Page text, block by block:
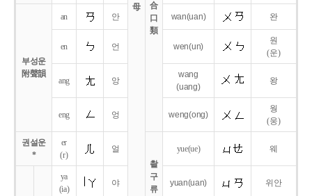
母
合
口
類
부성운
附聲韻
an 안 wan(uan) 완
en 언 wen(un)
원
(운)
ang 앙
wang
(uang)
왕
eng 엉 weng(ong)
웡
(웅)
권설운
*
er
(r)
얼
촬
구
류
yue(ue) 웨
ya
(ia)
야 yuan(uan) 위안